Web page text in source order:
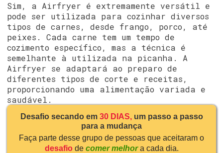
Sim, a Airfryer é extremamente versátil e
pode ser utilizada para cozinhar diversos
tipos de carnes, desde frango, porco, até
peixes. Cada carne tem um tempo de
cozimento específico, mas a técnica é
semelhante à utilizada na picanha. A
Airfryer se adaptará ao preparo de
diferentes tipos de corte e receitas,
proporcionando uma alimentação variada e
saudável.
Desafio secando em 30 DIAS, um passo a passo
para a mudança
Faça parte desse grupo de pessoas que aceitaram o
desafio de comer melhora cada dia.